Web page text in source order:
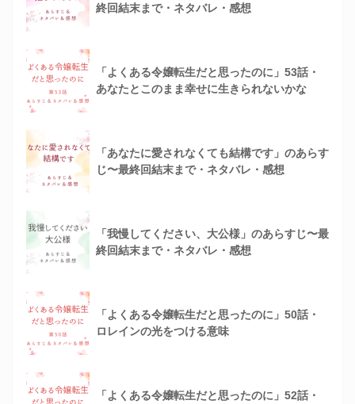
終回結末まで・ネタバレ・感想
「よくある令嬢転生だと思ったのに」53話・
あなたとこのまま幸せに生きられないかな
「あなたに愛されなくても結構です」のあらす
じ〜最終回結末まで・ネタバレ・感想
「我慢してください、大公様」のあらすじ〜最
終回結末まで・ネタバレ・感想
「よくある令嬢転生だと思ったのに」50話・
ロレインの光をつける意味
「よくある令嬢転生だと思ったのに」52話・